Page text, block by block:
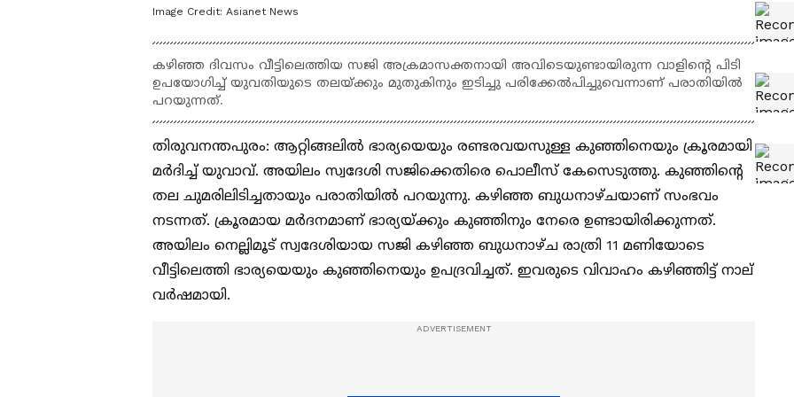
Image Credit: Asianet News
കഴിഞ്ഞ ദിവസം വീട്ടിലെത്തിയ സജി അക്രമാസക്തനായി അവിടെയുണ്ടായിരുന്ന വാളിന്റെ പിടി
ഉപയോ​ഗിച്ച് യുവതിയുടെ തലയ്ക്കും മുതുകിനും ഇടിച്ചു പരിക്കേൽപിച്ചുവെന്നാണ് പരാതിയിൽ
പറയുന്നത്.
തിരുവനന്തപുരം: ആറ്റിങ്ങലിൽ ഭാര്യയെയും രണ്ടരവയസുള്ള കുഞ്ഞിനെയും ക്രൂരമായി
മർദിച്ച് യുവാവ്. അയിലം സ്വദേശി സജിക്കെതിരെ പൊലീസ് കേസെടുത്തു. കുഞ്ഞിന്റെ
തല ചുമരിലിടിച്ചതായും പരാതിയിൽ പറയുന്നു. കഴിഞ്ഞ ബുധനാഴ്ചയാണ് സംഭവം
നടന്നത്. ക്രൂരമായ മർദനമാണ് ഭാര്യയ്ക്കും കുഞ്ഞിനും നേരെ ഉണ്ടായിരിക്കുന്നത്.
അയിലം നെല്ലിമൂട് സ്വദേശിയായ സജി കഴിഞ്ഞ ബുധനാഴ്ച രാത്രി 11 മണിയോടെ
വീട്ടിലെത്തി ഭാര്യയെയും കുഞ്ഞിനെയും ഉപദ്രവിച്ചത്. ഇവരുടെ വിവാഹം കഴിഞ്ഞിട്ട് നാല്
വർഷമായി.